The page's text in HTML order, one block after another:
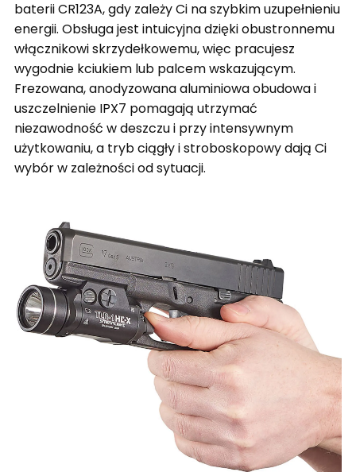
baterii CR123A, gdy zależy Ci na szybkim uzupełnieniu
energii. Obsługa jest intuicyjna dzięki obustronnemu
włącznikowi skrzydełkowemu, więc pracujesz
wygodnie kciukiem lub palcem wskazującym.
Frezowana, anodyzowana aluminiowa obudowa i
uszczelnienie IPX7 pomagają utrzymać
niezawodność w deszczu i przy intensywnym
użytkowaniu, a tryb ciągły i stroboskopowy dają Ci
wybór w zależności od sytuacji.